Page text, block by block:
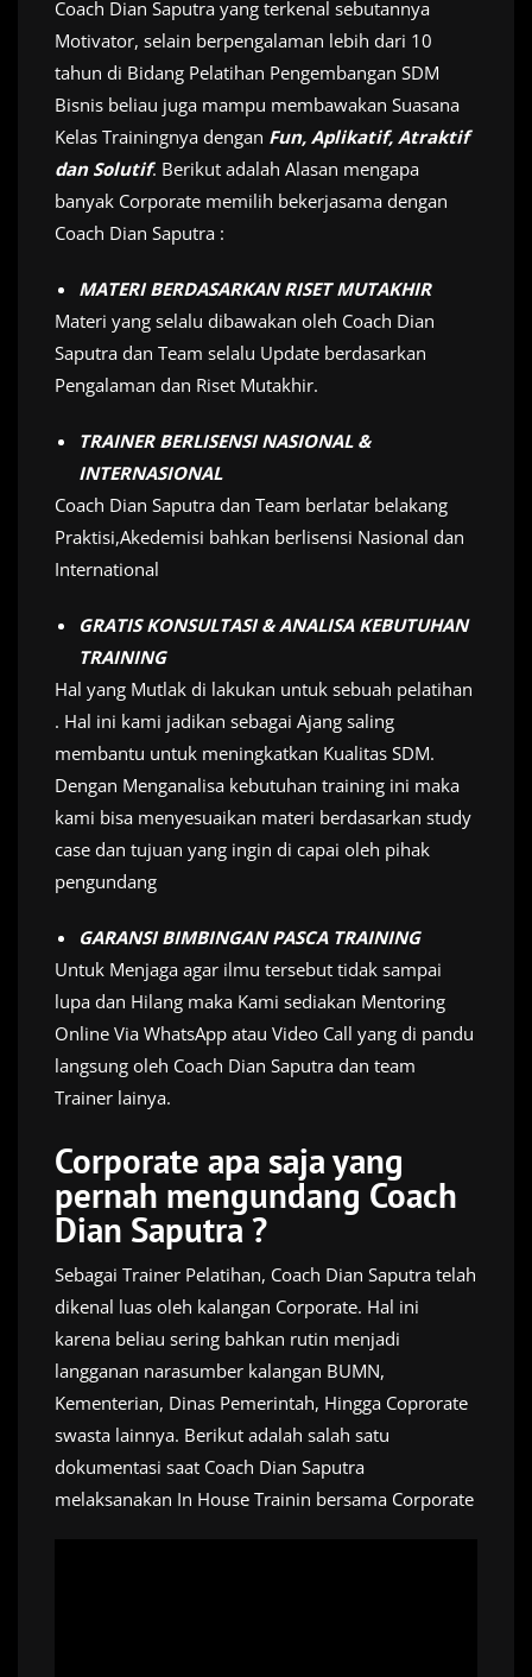
Coach Dian Saputra yang terkenal sebutannya
Motivator, selain berpengalaman lebih dari 10
tahun di Bidang Pelatihan Pengembangan SDM
Bisnis beliau juga mampu membawakan Suasana
Kelas Trainingnya dengan Fun, Aplikatif, Atraktif
dan Solutif. Berikut adalah Alasan mengapa
banyak Corporate memilih bekerjasama dengan
Coach Dian Saputra :
MATERI BERDASARKAN RISET MUTAKHIR
Materi yang selalu dibawakan oleh Coach Dian
Saputra dan Team selalu Update berdasarkan
Pengalaman dan Riset Mutakhir.
TRAINER BERLISENSI NASIONAL &
INTERNASIONAL
Coach Dian Saputra dan Team berlatar belakang
Praktisi,Akedemisi bahkan berlisensi Nasional dan
International
GRATIS KONSULTASI & ANALISA KEBUTUHAN
TRAINING
Hal yang Mutlak di lakukan untuk sebuah pelatihan
. Hal ini kami jadikan sebagai Ajang saling
membantu untuk meningkatkan Kualitas SDM.
Dengan Menganalisa kebutuhan training ini maka
kami bisa menyesuaikan materi berdasarkan study
case dan tujuan yang ingin di capai oleh pihak
pengundang
GARANSI BIMBINGAN PASCA TRAINING
Untuk Menjaga agar ilmu tersebut tidak sampai
lupa dan Hilang maka Kami sediakan Mentoring
Online Via WhatsApp atau Video Call yang di pandu
langsung oleh Coach Dian Saputra dan team
Trainer lainya.
Corporate apa saja yang
pernah mengundang Coach
Dian Saputra ?
Sebagai Trainer Pelatihan, Coach Dian Saputra telah
dikenal luas oleh kalangan Corporate. Hal ini
karena beliau sering bahkan rutin menjadi
langganan narasumber kalangan BUMN,
Kementerian, Dinas Pemerintah, Hingga Coprorate
swasta lainnya. Berikut adalah salah satu
dokumentasi saat Coach Dian Saputra
melaksanakan In House Trainin bersama Corporate